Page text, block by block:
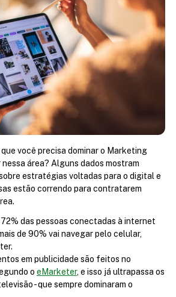
você precisa dominar o Marketing
área? Alguns dados mostram
estratégias voltadas para o digital e
estão correndo para contratarem
das pessoas conectadas à internet
de 90% vai navegar pelo celular,
em publicidade são feitos no
o eMarketer, e isso já ultrapassa os
- que sempre dominaram o